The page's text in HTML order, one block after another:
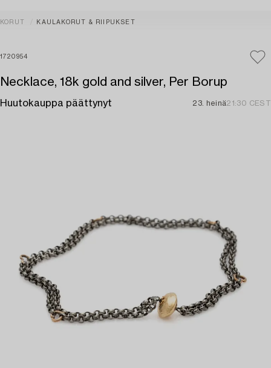
KORUT KAULAKORUT & RIIPUKSET
1720954
Necklace, 18k gold and silver, Per Borup
Huutokauppa päättynyt 23. heinä21:30 CEST